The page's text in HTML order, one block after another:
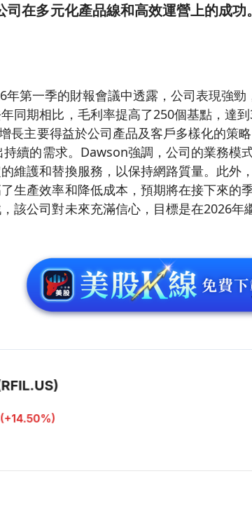
在多元化產品線和高效運營上的成功。
第一季的財報會議中透露，公司表現強
同期相比，毛利率提高了250個基點，達
長主要得益於公司產品及客戶多樣化的策
續的需求。Dawson強調，公司的業務模
維護和替換服務，以保持網路質量。此外
生產效率和降低成本，預期將在接下來的
該公司對未來充滿信心，目標是在2026年